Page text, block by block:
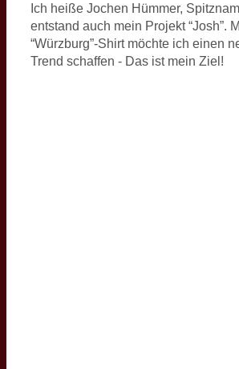
Ich heiße Jochen Hümmer,
entstand auch mein Projekt “Josh”.
“Würzburg”-Shirt möchte ich einen
Trend schaffen - Das ist mein Ziel!